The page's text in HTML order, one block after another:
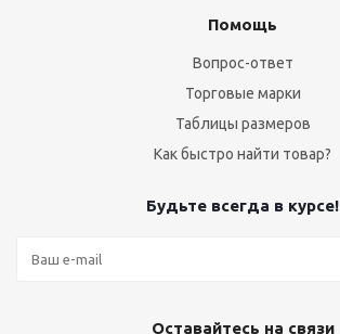
Помощь
Вопрос-ответ
Торговые марки
Таблицы размеров
Как быстро найти товар?
Будьте всегда в курсе!
Оставайтесь на связи